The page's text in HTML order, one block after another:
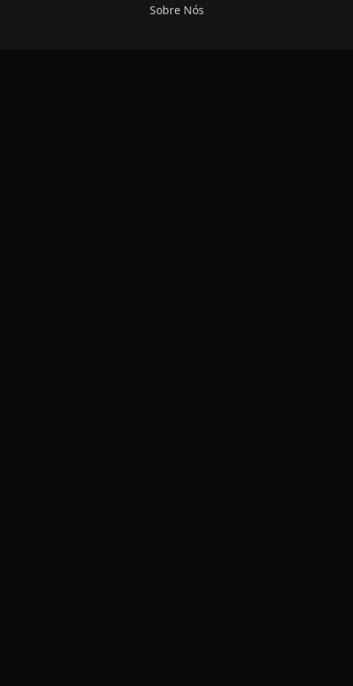
Sobre Nós